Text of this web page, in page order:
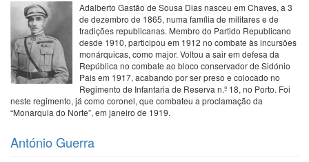
Adalberto Gastão de Sousa Dias nasceu em Chaves, a 3
de dezembro de 1865, numa família de militares e de
tradições republicanas. Membro do Partido Republicano
desde 1910, participou em 1912 no combate às incursões
monárquicas, como major. Voltou a sair em defesa da
República no combate ao bloco conservador de Sidónio
Pais em 1917, acabando por ser preso e colocado no
Regimento de Infantaria de Reserva n.º 18, no Porto. Foi
neste regimento, já como coronel, que combateu a proclamação da
“Monarquia do Norte”, em janeiro de 1919.
António Guerra